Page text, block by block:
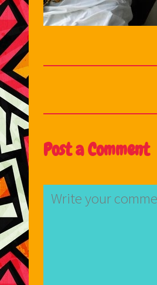
Post a Comment